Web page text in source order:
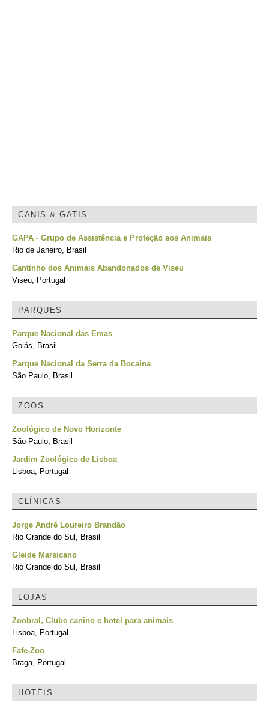
CANIS & GATIS
GAPA - Grupo de Assistência e Proteção aos Animais
Rio de Janeiro, Brasil
Cantinho dos Animais Abandonados de Viseu
Viseu, Portugal
PARQUES
Parque Nacional das Emas
Goiás, Brasil
Parque Nacional da Serra da Bocaina
São Paulo, Brasil
ZOOS
Zoológico de Novo Horizonte
São Paulo, Brasil
Jardim Zoológico de Lisboa
Lisboa, Portugal
CLÍNICAS
Jorge André Loureiro Brandão
Rio Grande do Sul, Brasil
Gleide Marsicano
Rio Grande do Sul, Brasil
LOJAS
Zoobral, Clube canino e hotel para animais
Lisboa, Portugal
Fafe-Zoo
Braga, Portugal
HOTÉIS